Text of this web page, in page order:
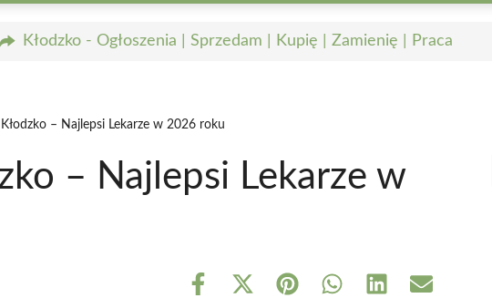
Kłodzko - Ogłoszenia | Sprzedam | Kupię | Zamienię | Praca
– Najlepsi Lekarze w 2026 roku
– Najlepsi Lekarze w
Share
Share Share Share Share Share